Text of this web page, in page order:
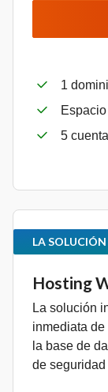
1
5
LA
Hosting
La solución
inmediata
la base de
de